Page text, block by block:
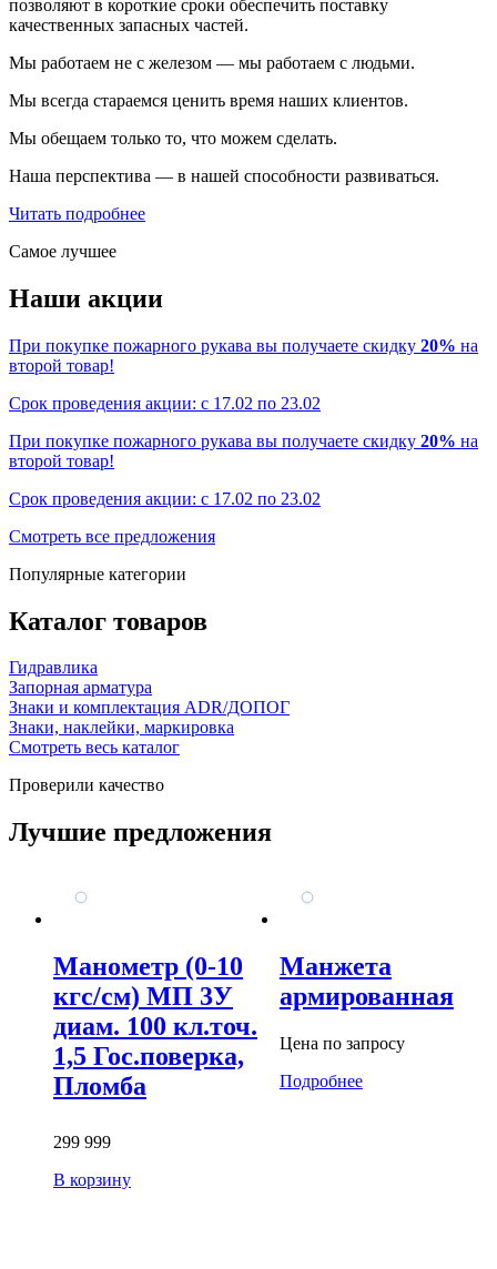
позволяют в короткие сроки обеспечить поставку
качественных запасных частей.
Мы работаем не с железом — мы работаем с людьми.
Мы всегда стараемся ценить время наших клиентов.
Мы обещаем только то, что можем сделать.
Наша перспектива — в нашей способности развиваться.
Читать подробнее
Самое лучшее
Наши акции
При покупке пожарного рукава вы получаете скидку 20% на
второй товар!
Срок проведения акции: с 17.02 по 23.02
При покупке пожарного рукава вы получаете скидку 20% на
второй товар!
Срок проведения акции: с 17.02 по 23.02
Смотреть все предложения
Популярные категории
Каталог товаров
Гидравлика
Запорная арматура
Знаки и комплектация ADR/ДОПОГ
Знаки, наклейки, маркировка
Смотреть весь каталог
Проверили качество
Лучшие предложения
Манометр (0-10
кгс/см) МП 3У
диам. 100 кл.точ.
1,5 Гос.поверка,
Пломба
299 999
В корзину
Манжета
армированная
Цена по запросу
Подробнее